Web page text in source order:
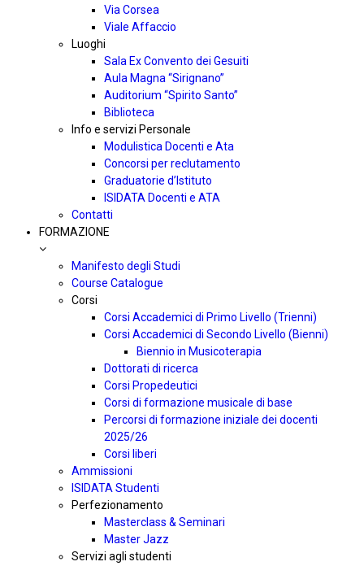
Via Corsea
Viale Affaccio
Luoghi
Sala Ex Convento dei Gesuiti
Aula Magna “Sirignano”
Auditorium “Spirito Santo”
Biblioteca
Info e servizi Personale
Modulistica Docenti e Ata
Concorsi per reclutamento
Graduatorie d’Istituto
ISIDATA Docenti e ATA
Contatti
FORMAZIONE
Manifesto degli Studi
Course Catalogue
Corsi
Corsi Accademici di Primo Livello (Trienni)
Corsi Accademici di Secondo Livello (Bienni)
Biennio in Musicoterapia
Dottorati di ricerca
Corsi Propedeutici
Corsi di formazione musicale di base
Percorsi di formazione iniziale dei docenti
2025/26
Corsi liberi
Ammissioni
ISIDATA Studenti
Perfezionamento
Masterclass & Seminari
Master Jazz
Servizi agli studenti